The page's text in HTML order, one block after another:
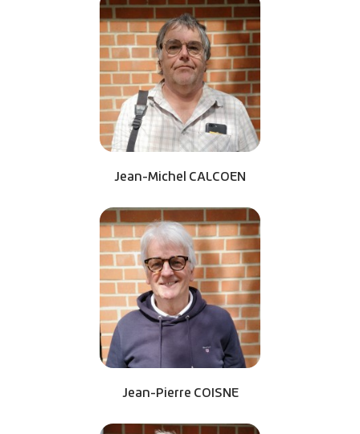
Jean-Michel CALCOEN
Jean-Pierre COISNE